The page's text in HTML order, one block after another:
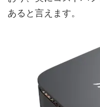
あると言えます。